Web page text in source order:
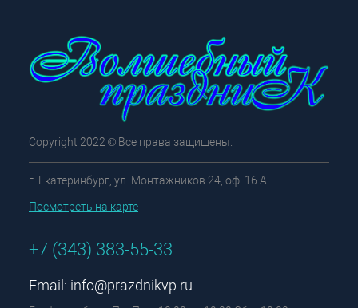
Copyright 2022 © Все права защищены.
г. Екатеринбург, ул. Монтажников 24, оф. 16 А
Посмотреть на карте
+7 (343) 383-55-33
Email: info@prazdnikvp.ru